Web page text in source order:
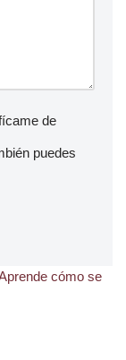
de
puedes
cómo se